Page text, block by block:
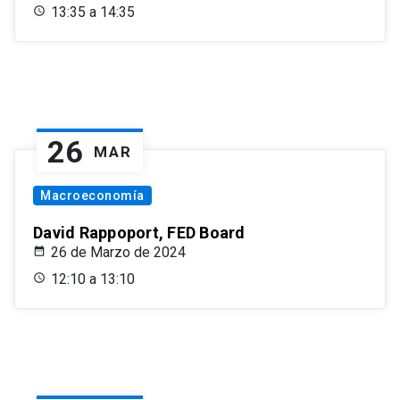
13:35 a 14:35
26 MAR
Macroeconomía
David Rappoport, FED Board
26 de Marzo de 2024
12:10 a 13:10